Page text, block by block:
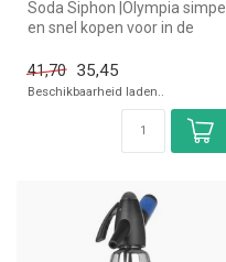
Soda Siphon |Olympia simpel
en snel kopen voor in de
41,70
35,45
Beschikbaarheid laden..